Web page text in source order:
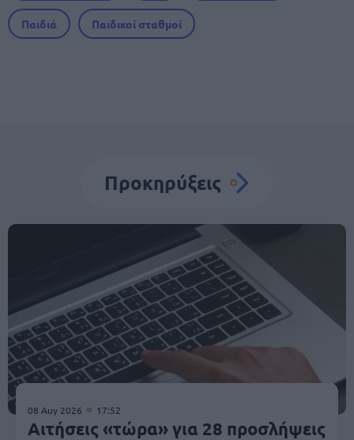
Παιδιά Παιδικοί σταθμοί
Προκηρύξεις
08 Αυγ 2026 17:52
Αιτήσεις «τώρα» για 28 προσλήψεις